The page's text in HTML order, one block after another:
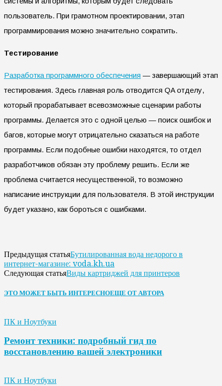
пользователь. При грамотном проектировании, этап
программирования можно значительно сократить.
Тестирование
Разработка программного обеспечения — завершающий этап
тестирования. Здесь главная роль отводится QA отделу,
который прорабатывает всевозможные сценарии работы
программы. Делается это с одной целью — поиск ошибок и
багов, которые могут отрицательно сказаться на работе
программы. Если подобные ошибки находятся, то отдел
разработчиков обязан эту проблему решить. Если же
проблема считается несущественной, то возможно
написание инструкции для пользователя. В этой инструкции
будет указано, как бороться с ошибками.
Предыдущая статьяБутилированная вода недорого в
интернет-магазине: voda.kh.ua
Следующая статьяВиды картриджей для принтеров
ЭТО МОЖЕТ БЫТЬ ИНТЕРЕСНОЕЩЕ ОТ АВТОРА
ПК и Ноутбуки
Ремонт техники: подробный гид по
восстановлению вашей электроники
ПК и Ноутбуки